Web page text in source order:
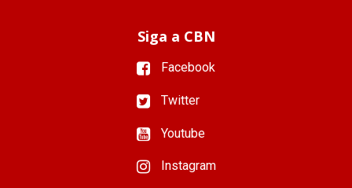
Siga a CBN
Facebook
Twitter
Youtube
Instagram